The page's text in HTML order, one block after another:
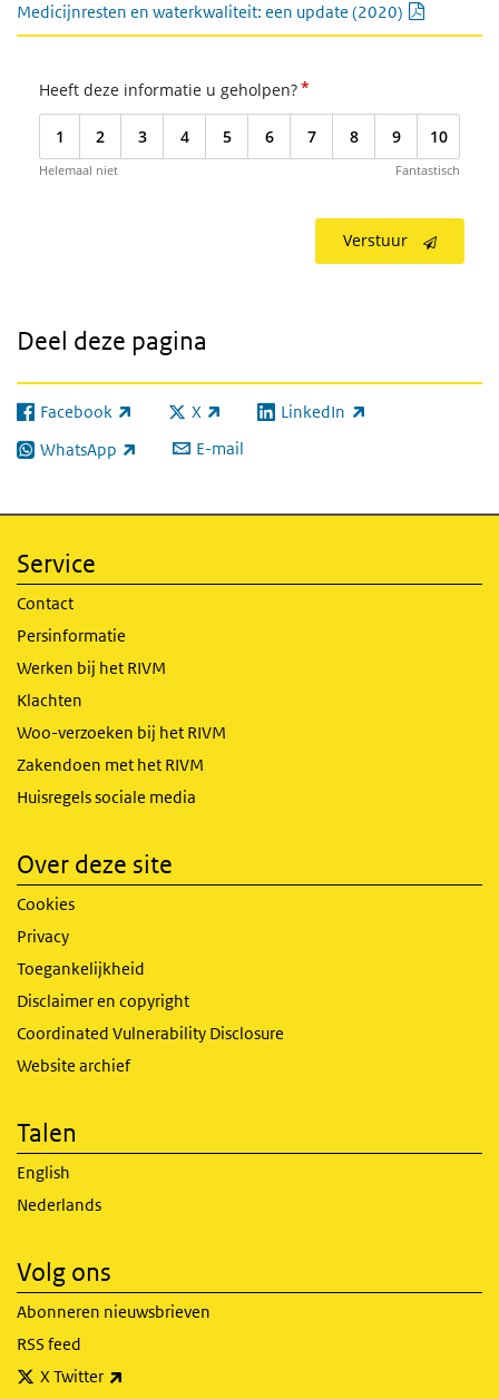
Medicijnresten en waterkwaliteit: een update (2020)
Heeft deze informatie u geholpen?*
1 2 3 4 5 6 7 8 9 10
Helemaal niet Fantastisch
Verstuur
Deel deze pagina
Facebook
(externe link) X
(externe link) LinkedIn
(externe link)
WhatsApp
(externe link) E-mail
Service
Contact
Persinformatie
Werken bij het RIVM
Klachten
Woo-verzoeken bij het RIVM
Zakendoen met het RIVM
Huisregels sociale media
Over deze site
Cookies
Privacy
Toegankelijkheid
Disclaimer en copyright
Coordinated Vulnerability Disclosure
Website archief
Talen
English
Nederlands
Volg ons
Abonneren nieuwsbrieven
RSS feed
X Twitter